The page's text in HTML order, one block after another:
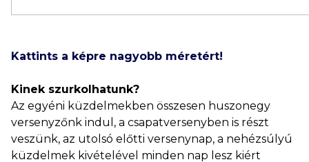
Kattints a képre nagyobb méretért!
Kinek szurkolhatunk?
Az egyéni küzdelmekben összesen huszonegy
versenyzőnk indul, a csapatversenyben is részt
veszünk, az utolsó előtti versenynap, a nehézsúlyú
küzdelmek kivételével minden nap lesz kiért